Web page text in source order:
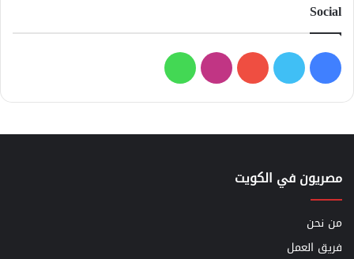
Social
فيسبوك
تويتر يوتيوبانستقرامواتساب
مصريون في الكويت
من نحن
فريق العمل